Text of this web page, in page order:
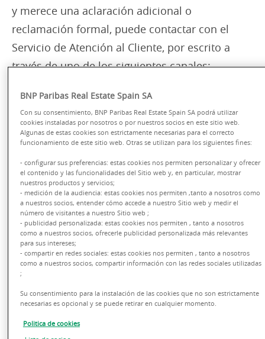
y merece una aclaración adicional o
reclamación formal, puede contactar con el
Servicio de Atención al Cliente, por escrito a
través de uno de los siguientes canales:
· Por correo postal:
Servicio Atención al Cliente
Calle Emilio Vargas 4, 28043 Madrid
· Por correo
electrónico:
El Servicio de Atención al Cliente tiene la
obligación de resolver las quejas y
reclamaciones de los clientes en un plazo
máximo de dos meses desde que las reciba, en
BNP Paribas Real Estate Spain SA
Con su consentimiento, BNP Paribas Real Estate Spain SA podrá utilizar
cookies instaladas por nosotros o por nuestros socios en este sitio web.
Algunas de estas cookies son estrictamente necesarias para el correcto
funcionamiento de este sitio web. Otras se utilizan para los siguientes fines:
- configurar sus preferencias: estas cookies nos permiten personalizar y ofrecer
el contenido y las funcionalidades del Sitio web y, en particular, mostrar
nuestros productos y servicios;
- medición de la audiencia: estas cookies nos permiten ,tanto a nosotros como
a nuestros socios, entender cómo accede a nuestro Sitio web y medir el
número de visitantes a nuestro Sitio web ;
- publicidad personalizada: estas cookies nos permiten , tanto a nosotros
como a nuestros socios, ofrecerle publicidad personalizada más relevantes
para sus intereses;
- compartir en redes sociales: estas cookies nos permiten , tanto a nosotros
como a nuestros socios, compartir información con las redes sociales utilizadas
;
Su consentimiento para la instalación de las cookies que no son estrictamente
necesarias es opcional y se puede retirar en cualquier momento.
Politica de cookies